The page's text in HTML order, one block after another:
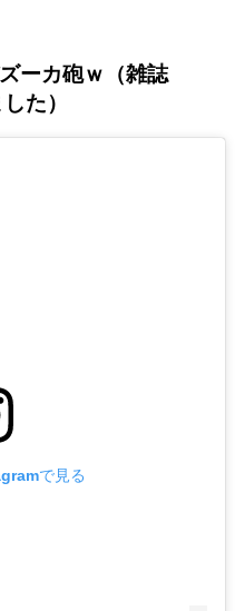
ーカ砲ｗ（雑誌
た）
で見る